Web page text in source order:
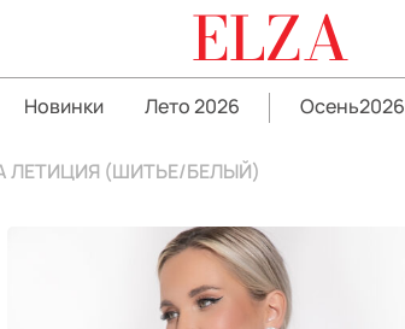
ELZA
Новинки Лето 2026 Осень2026
ЛЕТИЦИЯ (ШИТЬЕ/БЕЛЫЙ)